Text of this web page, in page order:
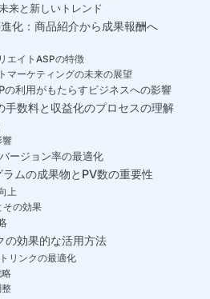
来と新しいトレンド
化：商品紹介から成果報酬へ
エイトASPの特徴
マーケティングの未来の展望
の利用がもたらすビジネスへの影響
手数料と収益化のプロセスの理解
響
ージョン率の最適化
ムの成果物とPV数の重要性
上
その効果
の効果的な活用方法
リンクの最適化